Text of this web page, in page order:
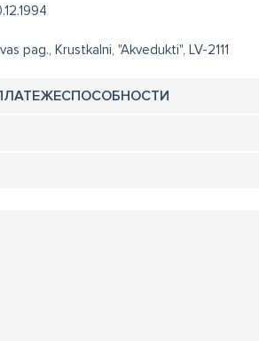
pag., Krustkalni, "Akvedukti", LV-2111